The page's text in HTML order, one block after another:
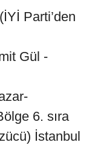
Parti’den
Gül -
6. sıra
İstanbul